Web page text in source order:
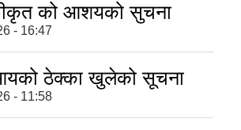
को आशयको सुचना
- 16:47
ठेक्का खुलेको सूचना
- 11:58